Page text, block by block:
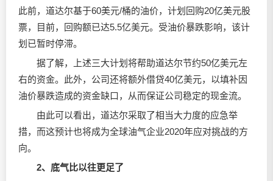
此前，道达尔基于60美元/桶的油价，计划回购20亿美元股
票，目前，回购额已达5.5亿美元。受油价暴跌影响，该计
划已暂时停滞。
据了解，上述三大计划将帮助道达尔节约50亿美元左
右的资金。此外，公司还将额外借贷40亿美元，以填补因
油价暴跌造成的资金缺口，从而保证公司稳定的现金流。
由此可以看出，道达尔采取了相当大力度的应急举
措，而这预计也将成为全球油气企业2020年应对挑战的方
向。
2、底气比以往更足了